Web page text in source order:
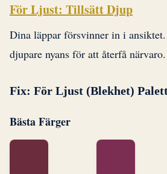
För Ljust: Tillsätt Djup
Dina läppar försvinner in i
djupare nyans för att återfå närvaro.
Fix: För Ljust (Blekhet)
Bästa Färger